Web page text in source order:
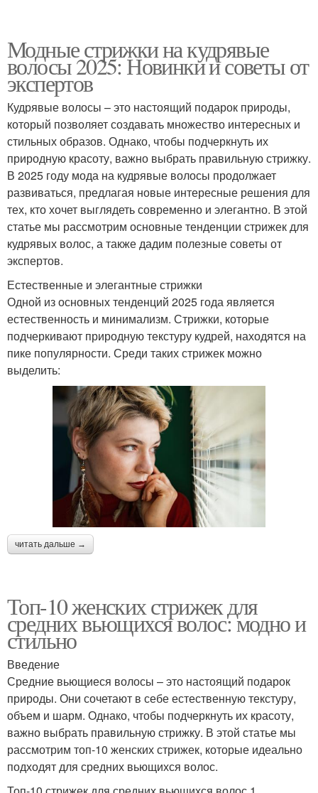
Модные стрижки на кудрявые
волосы 2025: Новинки и советы от
экспертов
Кудрявые волосы – это настоящий подарок природы,
который позволяет создавать множество интересных и
стильных образов. Однако, чтобы подчеркнуть их
природную красоту, важно выбрать правильную стрижку.
В 2025 году мода на кудрявые волосы продолжает
развиваться, предлагая новые интересные решения для
тех, кто хочет выглядеть современно и элегантно. В этой
статье мы рассмотрим основные тенденции стрижек для
кудрявых волос, а также дадим полезные советы от
экспертов.
Естественные и элегантные стрижки
Одной из основных тенденций 2025 года является
естественность и минимализм. Стрижки, которые
подчеркивают природную текстуру кудрей, находятся на
пике популярности. Среди таких стрижек можно
выделить:
читать дальше →
Топ-10 женских стрижек для
средних вьющихся волос: модно и
стильно
Введение
Средние вьющиеся волосы – это настоящий подарок
природы. Они сочетают в себе естественную текстуру,
объем и шарм. Однако, чтобы подчеркнуть их красоту,
важно выбрать правильную стрижку. В этой статье мы
рассмотрим топ-10 женских стрижек, которые идеально
подходят для средних вьющихся волос.